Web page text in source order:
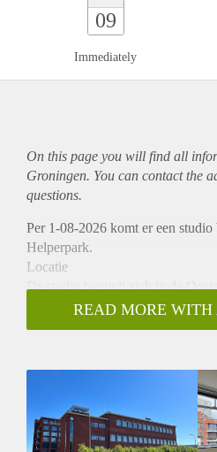
09
Immediately
On this page you will find all
Groningen. You can contact the
questions.
Per 1-08-2026 komt er een studio
Helperpark.
Locatie
De studio bevindt zich in de
Binnen enkele minuten fietsen
zijn gevarieerde aanbod aan
diverse
Indeling
Bij binnenkomst stap je direct
keuken binnen. Grote ramen
READ MORE WITH